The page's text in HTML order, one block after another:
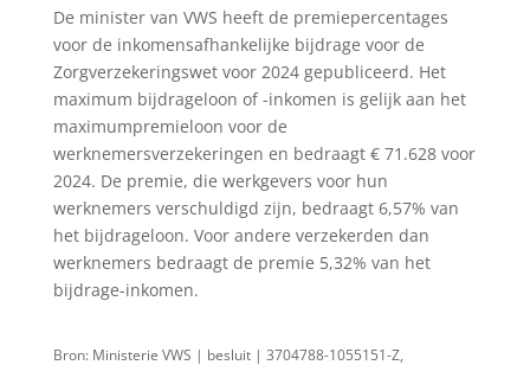
De minister van VWS heeft de premiepercentages
voor de inkomensafhankelijke bijdrage voor de
Zorgverzekeringswet voor 2024 gepubliceerd. Het
maximum bijdrageloon of -inkomen is gelijk aan het
maximumpremieloon voor de
werknemersverzekeringen en bedraagt € 71.628 voor
2024. De premie, die werkgevers voor hun
werknemers verschuldigd zijn, bedraagt 6,57% van
het bijdrageloon. Voor andere verzekerden dan
werknemers bedraagt de premie 5,32% van het
bijdrage-inkomen.
Bron: Ministerie VWS | besluit | 3704788-1055151-Z,